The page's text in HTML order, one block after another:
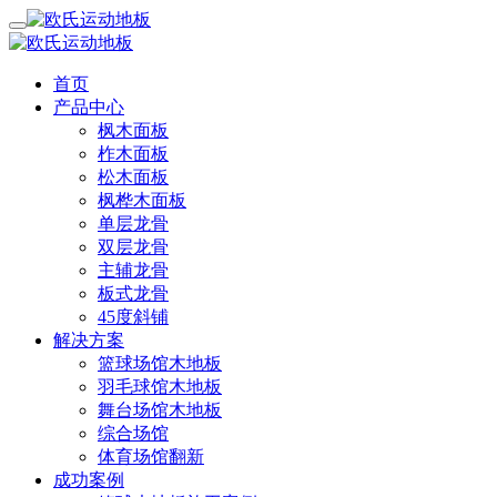
首页
产品中心
枫木面板
柞木面板
松木面板
枫桦木面板
单层龙骨
双层龙骨
主辅龙骨
板式龙骨
45度斜铺
解决方案
篮球场馆木地板
羽毛球馆木地板
舞台场馆木地板
综合场馆
体育场馆翻新
成功案例